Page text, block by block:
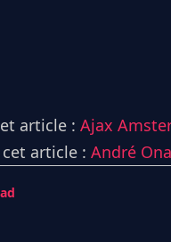
article : Ajax
cet article : André